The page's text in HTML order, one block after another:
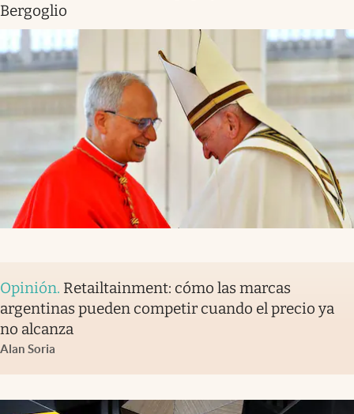
Bergoglio
Opinión. Retailtainment: cómo las marcas
argentinas pueden competir cuando el precio ya
no alcanza
Alan Soria